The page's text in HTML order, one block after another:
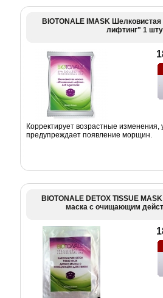
BIOTONALE IMASK
лифтинг" 1
Корректирует возрастные изменения,
предупреждает появление морщин.
BIOTONALE DETOX TISSUE
маска с очищающим